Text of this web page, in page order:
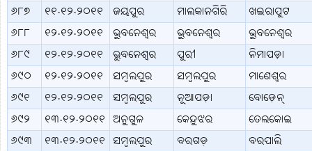
୬୮୭
୧୧.୧୨.୨୦୧୧ ଜୟପୁର ମାଲକାନଗିରି
ଖଇରାପୁଟ
୬୮୮
୧୨.୧୨.୨୦୧୧ ଭୁବନେଶ୍ବର ଭୁବନେଶ୍ବର
ଭୁବନେଶ୍ବର
୬୮୯
୧୨.୧୨.୨୦୧୧ ଭୁବନେଶ୍ବର ପୁରୀ
ନିମାପଡ଼ା
୬୯୦
୧୨.୧୨.୨୦୧୧ ସମ୍ବଲପୁର ସମ୍ବଲପୁର
ମାଣେଶ୍ବର
୬୯୧
୧୨.୧୨.୨୦୧୧ ସମ୍ବଲପୁର ନୂଆପଡ଼ା
ବୋଡ଼େନ୍
୬୯୨
୧୩.୧୨.୨୦୧୧ ଅନୁଗୁଳ କେନ୍ଦୁଝର
ତେଲକୋଇ
୬୯୩
୧୩.୧୨.୨୦୧୧ ସମ୍ବଲପୁର ବରଗଡ଼
ବରପାଲି